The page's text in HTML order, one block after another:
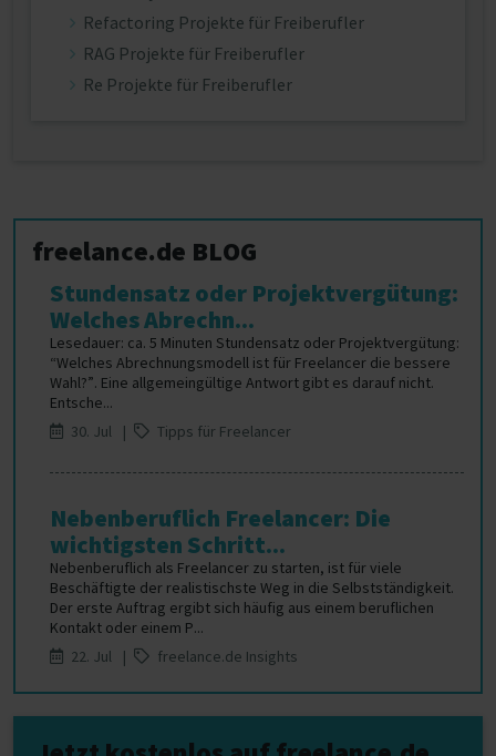
Refactoring Projekte für Freiberufler
RAG Projekte für Freiberufler
Re Projekte für Freiberufler
freelance.de BLOG
Stundensatz oder Projektvergütung:
Welches Abrechn...
Lesedauer: ca. 5 Minuten Stundensatz oder Projektvergütung:
“Welches Abrechnungsmodell ist für Freelancer die bessere
Wahl?”. Eine allgemeingültige Antwort gibt es darauf nicht.
Entsche...
30. Jul |
Tipps für Freelancer
Nebenberuflich Freelancer: Die
wichtigsten Schritt...
Nebenberuflich als Freelancer zu starten, ist für viele
Beschäftigte der realistischste Weg in die Selbstständigkeit.
Der erste Auftrag ergibt sich häufig aus einem beruflichen
Kontakt oder einem P...
22. Jul |
freelance.de Insights